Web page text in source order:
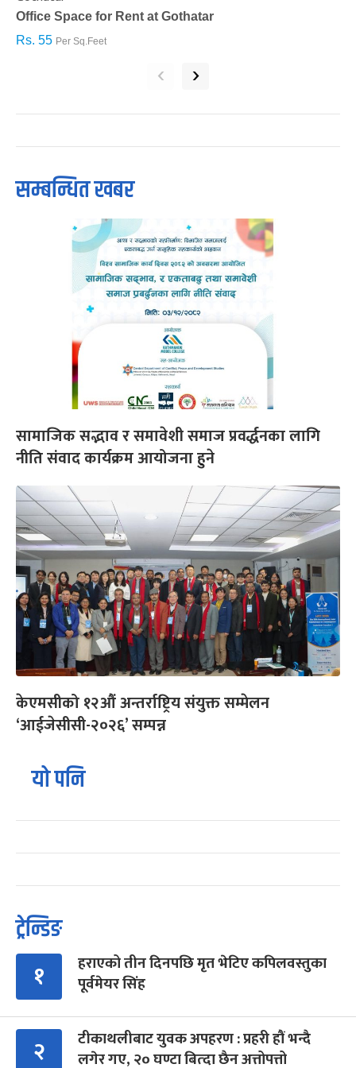
Office Space for Rent at Gothatar
Rs. 55 Per Sq.Feet
‹ ›
सम्बन्धित खबर
सामाजिक सद्भाव र समावेशी समाज प्रवर्द्धनका लागि
नीति संवाद कार्यक्रम आयोजना हुने
केएमसीको १२औं अन्तर्राष्ट्रिय संयुक्त सम्मेलन
‘आईजेसीसी-२०२६’ सम्पन्न
यो पनि
ट्रेन्डिङ
१
हराएको तीन दिनपछि मृत भेटिए कपिलवस्तुका
पूर्वमेयर सिंह
२
टीकाथलीबाट युवक अपहरण : प्रहरी हौं भन्दै
लगेर गए, २० घण्टा बित्दा छैन अत्तोपत्तो